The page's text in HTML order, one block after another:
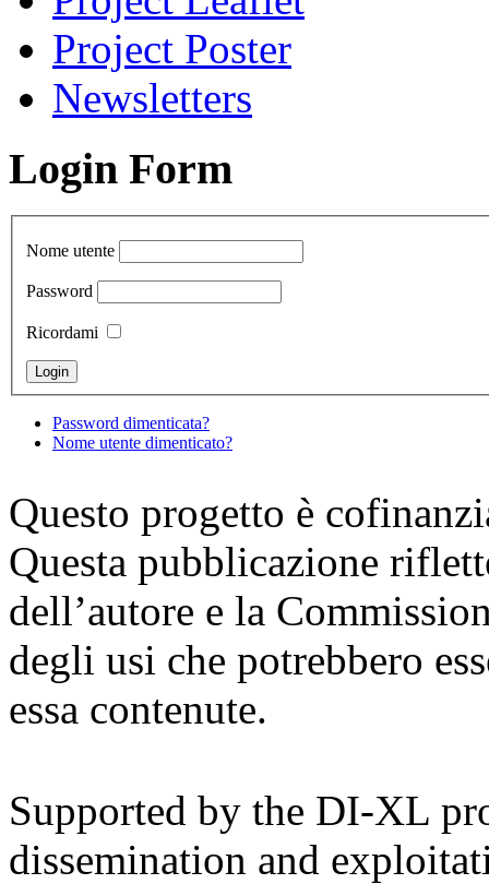
Project Poster
Newsletters
Login Form
Nome utente
Password
Ricordami
Password dimenticata?
Nome utente dimenticato?
Questo progetto è
Questa pubblicazione
dell’autore e la
degli usi che potrebbero
essa contenute.
Supported by the DI-XL
dissemination and